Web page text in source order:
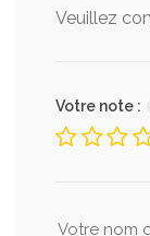
Veuillez
Votre note :
Votre nom